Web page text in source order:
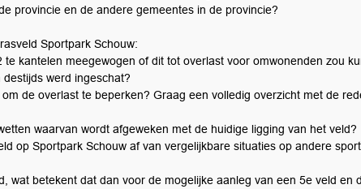
provincie en de andere gemeentes in de provincie?
Sportpark Schouw:
kantelen meegewogen of dit tot overlast voor omwonenden zou
werd ingeschat?
de overlast te beperken? Graag een volledig overzicht met de
waarvan wordt afgeweken met de huidige ligging van het veld?
op Sportpark Schouw af van vergelijkbare situaties op andere
wat betekent dat dan voor de mogelijke aanleg van een 5e veld en